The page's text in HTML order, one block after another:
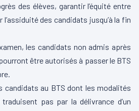
des élèves, garantir l’équité entre
des candidats jusqu’à la fin
les candidats non admis après
être autorisés à passer le BTS
candidats au BTS dont les modalités
pas par la délivrance d’un